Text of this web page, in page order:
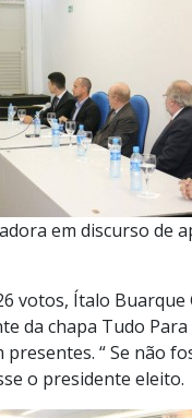
em discurso de
votos, Ítalo Buarque
da chapa Tudo
presentes. “ Se não
o presidente eleito.